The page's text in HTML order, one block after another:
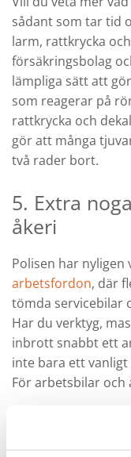
sådant som tar tid
larm, rattkrycka
försäkringsbolag
lämpliga sätt att
som reagerar på
rattkrycka och
gör att många
två rader bort.
5. Extra
åkeri
Polisen har nyligen
arbetsfordon, där
tömda servicebilar
Har du verktyg,
inbrott snabbt ett
inte bara ett
För arbetsbilar och
Parkera på